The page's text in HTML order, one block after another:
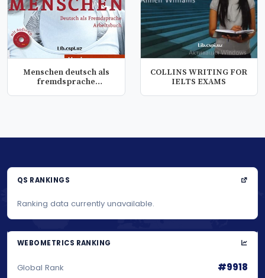
Menschen deutsch als
fremdsprache
COLLINS WRITING FOR
IELTS EXAMS
QS RANKINGS
Ranking data currently unavailable.
WEBOMETRICS RANKING
Global Rank #9918